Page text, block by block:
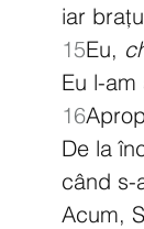
iar
15Eu,
Eu l-
16
De la
când s-
Acum,